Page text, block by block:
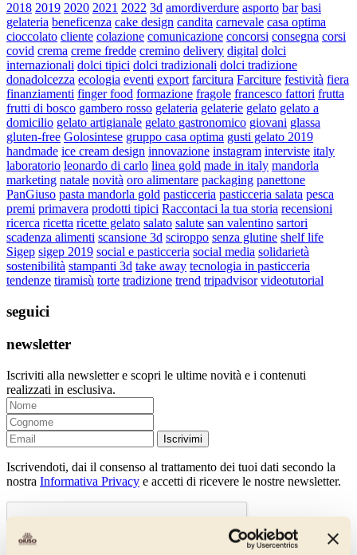
2018 2019 2020 2021 2022 3d amordiverdure asporto bar basi
gelateria beneficenza cake design candita carnevale casa optima
cioccolato cliente colazione comunicazione concorsi consegna corsi
covid crema creme fredde cremino delivery digital dolci
internazionali dolci tipici dolci tradizionali dolci tradizione
donadolcezza ecologia eventi export farcitura Farciture festività fiera
finanziamenti finger food formazione fragole francesco fattori frutta
frutti di bosco gambero rosso gelateria gelaterie gelato gelato a
domicilio gelato artigianale gelato gastronomico giovani glassa
gluten-free Golosintese gruppo casa optima gusti gelato 2019
handmade ice cream design innovazione instagram interviste italy
laboratorio leonardo di carlo linea gold made in italy mandorla
marketing natale novità oro alimentare packaging panettone
PanGiuso pasta mandorla gold pasticceria pasticceria salata pesca
premi primavera prodotti tipici Raccontaci la tua storia recensioni
ricerca ricetta ricette gelato salato salute san valentino sartori
scadenza alimenti scansione 3d sciroppo senza glutine shelf life
Sigep sigep 2019 social e pasticceria social media solidarietà
sostenibilità stampanti 3d take away tecnologia in pasticceria
tendenze tiramisù torte tradizione trend tripadvisor videotutorial
seguici
newsletter
Iscriviti alla newsletter e scopri le ultime novità e i contenuti
realizzati in esclusiva.
Iscrivimi
Iscrivendoti, dai il consenso al trattamento dei tuoi dati secondo la
nostra Informativa Privacy e accetti di ricevere le nostre newsletter.